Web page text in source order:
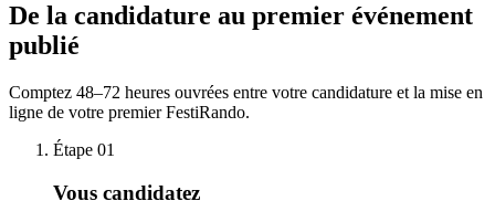
De la candidature au premier événement
publié
Comptez 48–72 heures ouvrées entre votre candidature et la mise en
ligne de votre premier FestiRando.
Étape 01
Vous candidatez